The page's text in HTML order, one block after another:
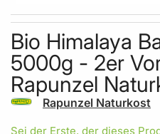
Skip to the beginning of the
Bio Himalaya
5000g - 2er
Rapunzel
Rapunzel Naturkost
Sei der Erste, der dieses